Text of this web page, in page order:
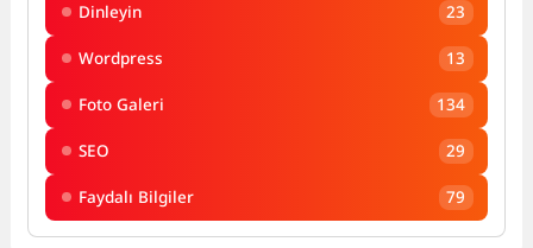
Dinleyin 23
Wordpress 13
Foto Galeri 134
SEO 29
Faydalı Bilgiler 79